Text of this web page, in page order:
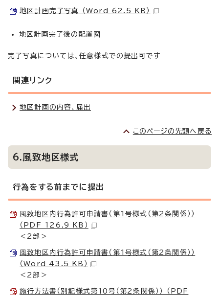
地区計画完了写真 （Word 62.5 KB）
地区計画完了後の配置図
完了写真については、任意様式での提出可です
関連リンク
地区計画の内容、届出
このページの先頭へ戻る
6.風致地区様式
行為をする前までに提出
風致地区内行為許可申請書（第1号様式（第2条関係））
（PDF 126.9 KB）
＜2部＞
風致地区内行為許可申請書（第1号様式（第2条関係））
（Word 43.5 KB）
＜2部＞
施行方法書（別記様式第10号（第2条関係）） （PDF